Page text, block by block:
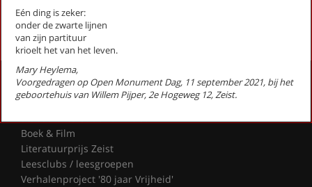
«First‹Previous
1 ›Next »
Eén ding is zeker:
onder de zwarte lijnen
van zijn partituur
krioelt het van het leven.
Mary Heylema,
Voorgedragen op Open Monument Dag, 11 september 2021, bij het
geboortehuis van Willem Pijper, 2e Hogeweg 12, Zeist.
Activiteiten
Lezingen door en over schrijvers
Boek & Film
Literatuurprijs Zeist
Leesclubs / leesgroepen
Verhalenproject '80 jaar Vrijheid'